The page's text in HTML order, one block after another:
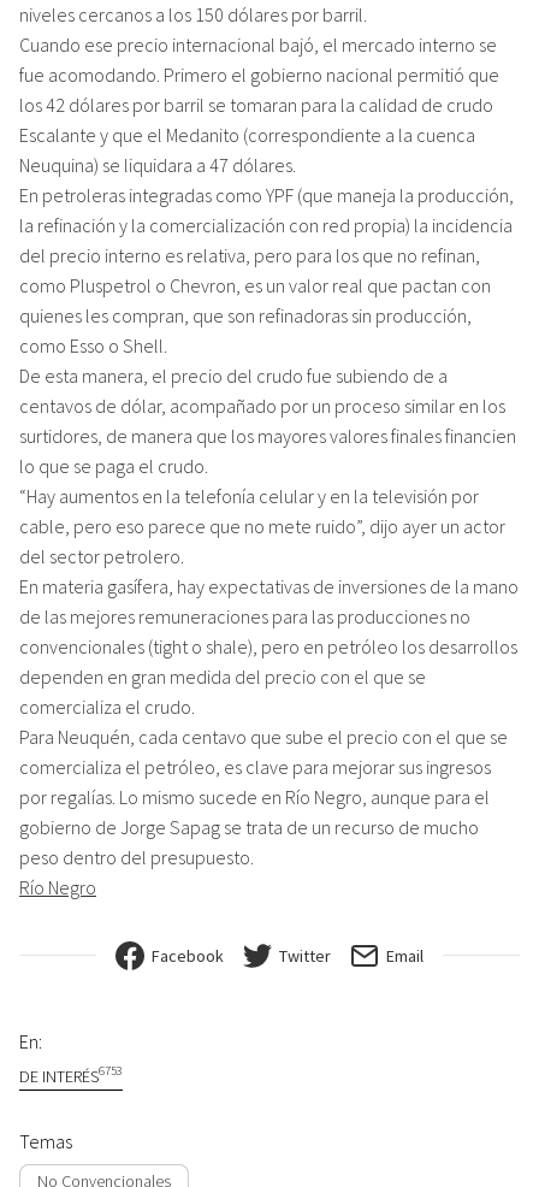
niveles cercanos a los 150 dólares por barril.
Cuando ese precio internacional bajó, el mercado interno se
fue acomodando. Primero el gobierno nacional permitió que
los 42 dólares por barril se tomaran para la calidad de crudo
Escalante y que el Medanito (correspondiente a la cuenca
Neuquina) se liquidara a 47 dólares.
En petroleras integradas como YPF (que maneja la producción,
la refinación y la comercialización con red propia) la incidencia
del precio interno es relativa, pero para los que no refinan,
como Pluspetrol o Chevron, es un valor real que pactan con
quienes les compran, que son refinadoras sin producción,
como Esso o Shell.
De esta manera, el precio del crudo fue subiendo de a
centavos de dólar, acompañado por un proceso similar en los
surtidores, de manera que los mayores valores finales financien
lo que se paga el crudo.
“Hay aumentos en la telefonía celular y en la televisión por
cable, pero eso parece que no mete ruido”, dijo ayer un actor
del sector petrolero.
En materia gasífera, hay expectativas de inversiones de la mano
de las mejores remuneraciones para las producciones no
convencionales (tight o shale), pero en petróleo los desarrollos
dependen en gran medida del precio con el que se
comercializa el crudo.
Para Neuquén, cada centavo que sube el precio con el que se
comercializa el petróleo, es clave para mejorar sus ingresos
por regalías. Lo mismo sucede en Río Negro, aunque para el
gobierno de Jorge Sapag se trata de un recurso de mucho
peso dentro del presupuesto.
Río Negro
Facebook Twitter Email
En:
DE INTERÉS6753
Temas
No Convencionales